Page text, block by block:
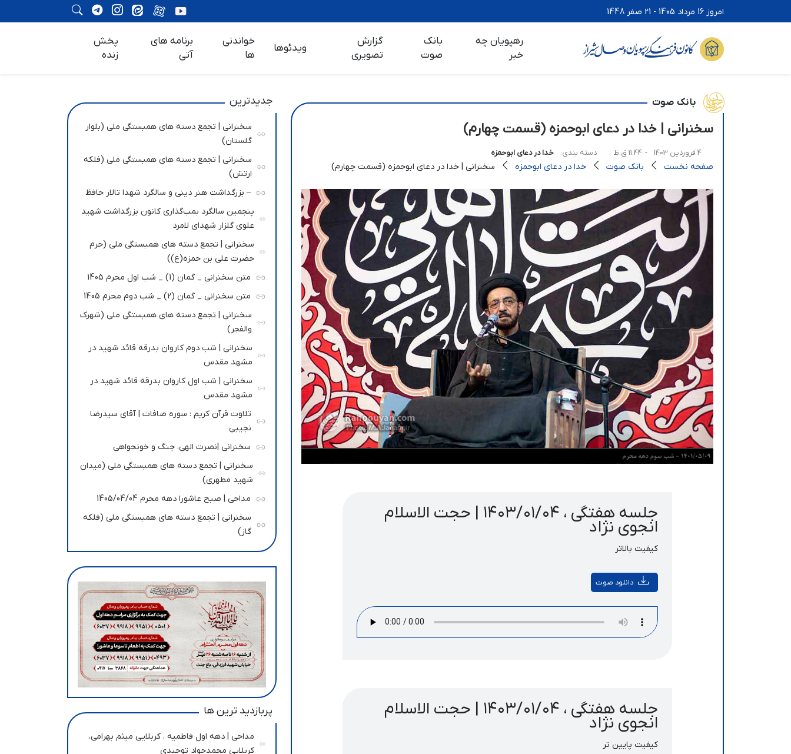
امروز 16 مرداد 1405 - 21 صفر 1448
رهپویان چه
خبر
بانک
صوت
گزارش
تصویری
ویدئوها
خواندنی
ها
برنامه های
آتی
پخش
زنده
بانک صوت
سخنرانی | خدا در دعای ابوحمزه (قسمت چهارم)
4 فروردین 1403 - 11:44 ق.ظ دسته بندی: خدا در دعای ابوحمزه
صفحه نخست بانک صوت خدا در دعای ابوحمزه سخنرانی | خدا در دعای ابوحمزه (قسمت چهارم)
جلسه هفتگی ، ۱۴۰۳/۰۱/۰۴ | حجت الاسلام
انجوی نژاد
کیفیت بالاتر
دانلود صوت
جلسه هفتگی ، ۱۴۰۳/۰۱/۰۴ | حجت الاسلام
انجوی نژاد
کیفیت پایین تر
جدیدترین
سخنرانی | تجمع دسته های همبستگی ملی (بلوار
گلستان)
سخنرانی | تجمع دسته های همبستگی ملی (فلکه
ارتش)
– بزرگداشت هنر دینی و سالگرد شهدا تالار حافظ
پنجمین سالگرد بمب‌گذاری کانون بزرگداشت شهید
علوی گلزار شهدای لامرد
سخنرانی | تجمع دسته های همبستگی ملی (حرم
حضرت علی بن حمزه(ع))
متن سخنرانی _ گمان (1) _ شب اول محرم 1405
متن سخنرانی _ گمان (2) _ شب دوم محرم 1405
سخنرانی | تجمع دسته های همبستگی ملی (شهرک
والفجر)
سخنرانی | شب دوم کاروان بدرقه قائد شهید در
مشهد مقدس
سخنرانی | شب اول کاروان بدرقه قائد شهید در
مشهد مقدس
تلاوت قرآن کریم : سوره صافات | آقای سیدرضا
نجیبی
سخنرانی |نصرت الهی، جنگ و خونحواهی
سخنرانی | تجمع دسته های همبستگی ملی (میدان
شهید مطهری)
مداحی | صبح عاشورا دهه محرم 1405/04/04
سخنرانی | تجمع دسته های همبستگی ملی (فلکه
گاز)
پربازدید ترین ها
مداحی | دهه اول فاطمیه ، کربلایی میثم بهرامی،
کربلایی محمدجواد توحیدی